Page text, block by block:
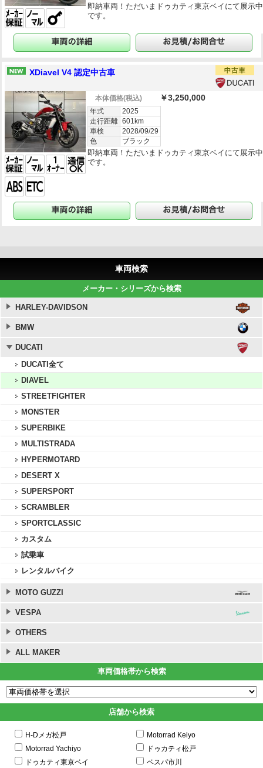
即納車両！ただいまドゥカティ東京ベイにて展示中
です。
XDiavel V4 認定中古車
本体価格(税込) ￥3,250,000
年式
2025
走行距離 601km
車検
2028/09/29
色
ブラック
即納車両！ただいまドゥカティ東京ベイにて展示中
です。
車両検索
メーカー・シリーズから検索
HARLEY-DAVIDSON
BMW
DUCATI
DUCATI全て
DIAVEL
STREETFIGHTER
MONSTER
SUPERBIKE
MULTISTRADA
HYPERMOTARD
DESERT X
SUPERSPORT
SCRAMBLER
SPORTCLASSIC
カスタム
試乗車
レンタルバイク
MOTO GUZZI
VESPA
OTHERS
ALL MAKER
車両価格帯から検索
店舗から検索
H-Dメガ松戸
Motorrad Keiyo
Motorrad Yachiyo
ドゥカティ松戸
ドゥカティ東京ベイ
ベスパ市川